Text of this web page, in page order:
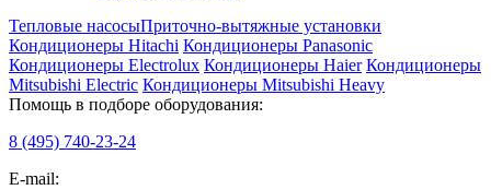
Тепловые насосыПриточно-вытяжные установки
Кондиционеры Hitachi Кондиционеры Panasonic
Кондиционеры Electrolux Кондиционеры Haier Кондиционеры
Mitsubishi Electric Кондиционеры Mitsubishi Heavy
Помощь в подборе оборудования:
8 (495) 740-23-24
E-mail: